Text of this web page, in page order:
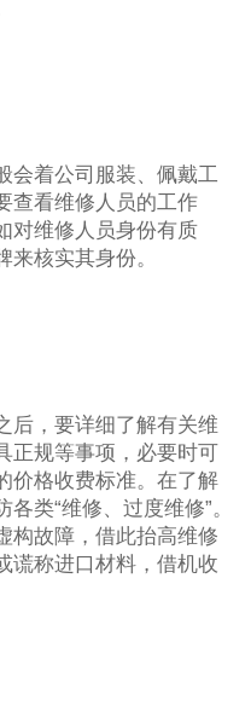
会着公司服装、佩戴工
查看维修人员的工作
对维修人员身份有质
核实其身份。
后，要详细了解有关维
正规等事项，必要时可
价格收费标准。在了解
类“维修、过度维修”。
构故障，借此抬高维修
谎称进口材料，借机收